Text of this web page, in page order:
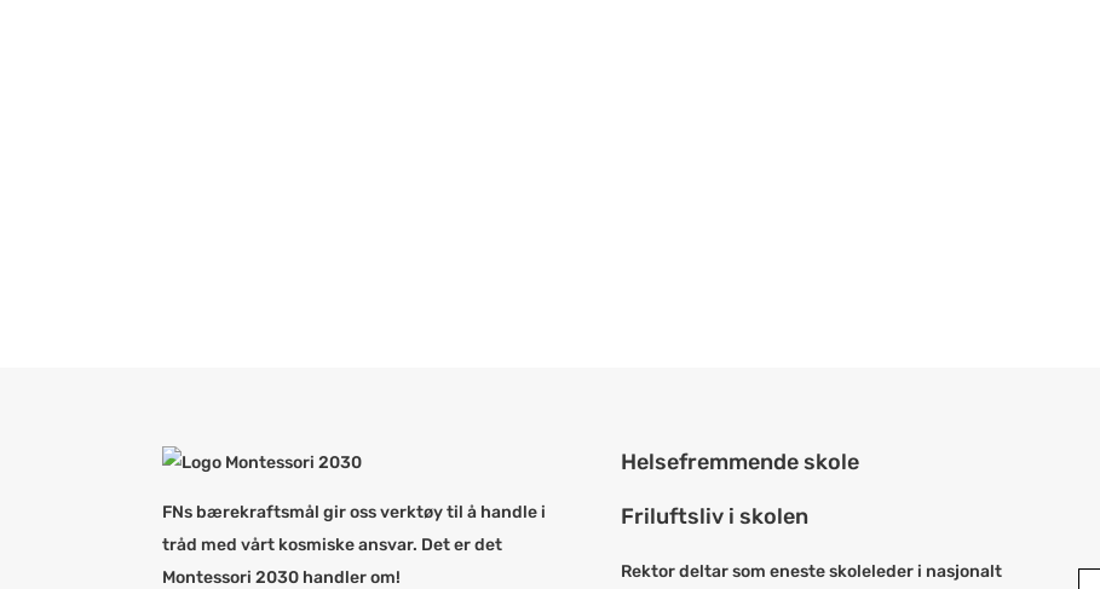
FNs bærekraftsmål gir oss verktøy til å handle i
tråd med vårt kosmiske ansvar. Det er det
Montessori 2030 handler om!
Helsefremmende skole
Friluftsliv i skolen
Rektor deltar som eneste skoleleder i nasjonalt